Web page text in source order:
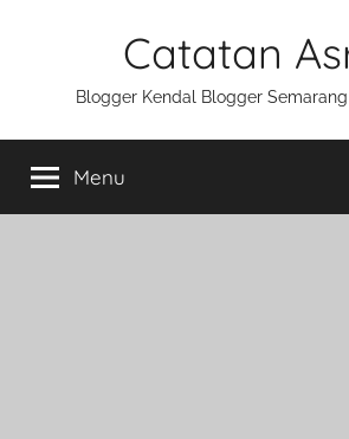
Catatan
Blogger Kendal Blogger
Menu